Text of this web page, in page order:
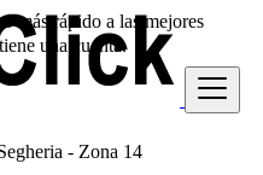
más rápido a las mejores
una cuenta.
- Zona 14